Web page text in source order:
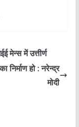
मेन्स में उत्तीर्ण
निर्माण हो : नरेन्द्र
मोदी